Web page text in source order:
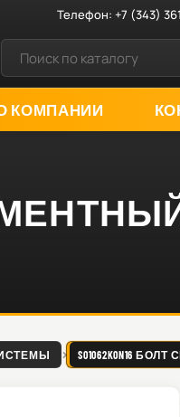
Телефон:+7 (343)
КОМПАНИИ
S01062K0N16